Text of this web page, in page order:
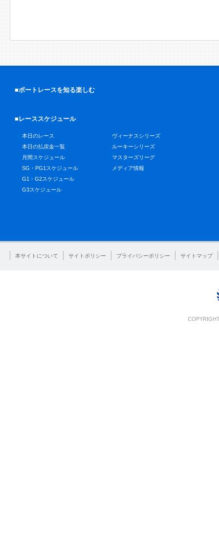
■ボートレースを知る楽しむ
■レーススケジュール
本日のレース
本日の払戻金一覧
月間スケジュール
SG・PG1スケジュール
G1・G2スケジュール
G3スケジュール
ヴィーナスシリーズ
ルーキーシリーズ
マスターズリーグ
メディア情報
本サイトについて サイトポリシー プライバシーポリシー サイトマップ